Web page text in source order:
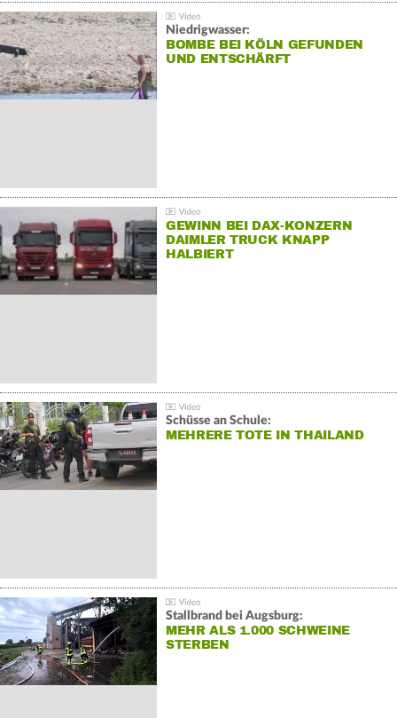
Niedrigwasser:
BOMBE BEI KÖLN GEFUNDEN
UND ENTSCHÄRFT
GEWINN BEI DAX-KONZERN
DAIMLER TRUCK KNAPP
HALBIERT
Schüsse an Schule:
MEHRERE TOTE IN THAILAND
Stallbrand bei Augsburg:
MEHR ALS 1.000 SCHWEINE
STERBEN